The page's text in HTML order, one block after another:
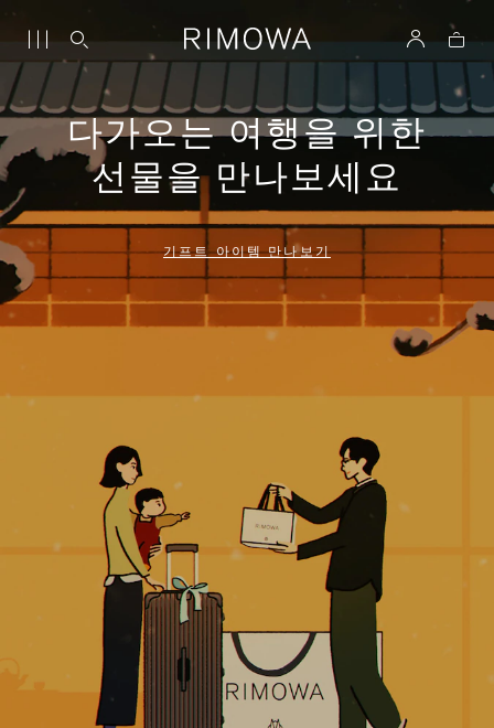
다가오는 여행을 위한
선물을 만나보세요
기프트 아이템 만나보기